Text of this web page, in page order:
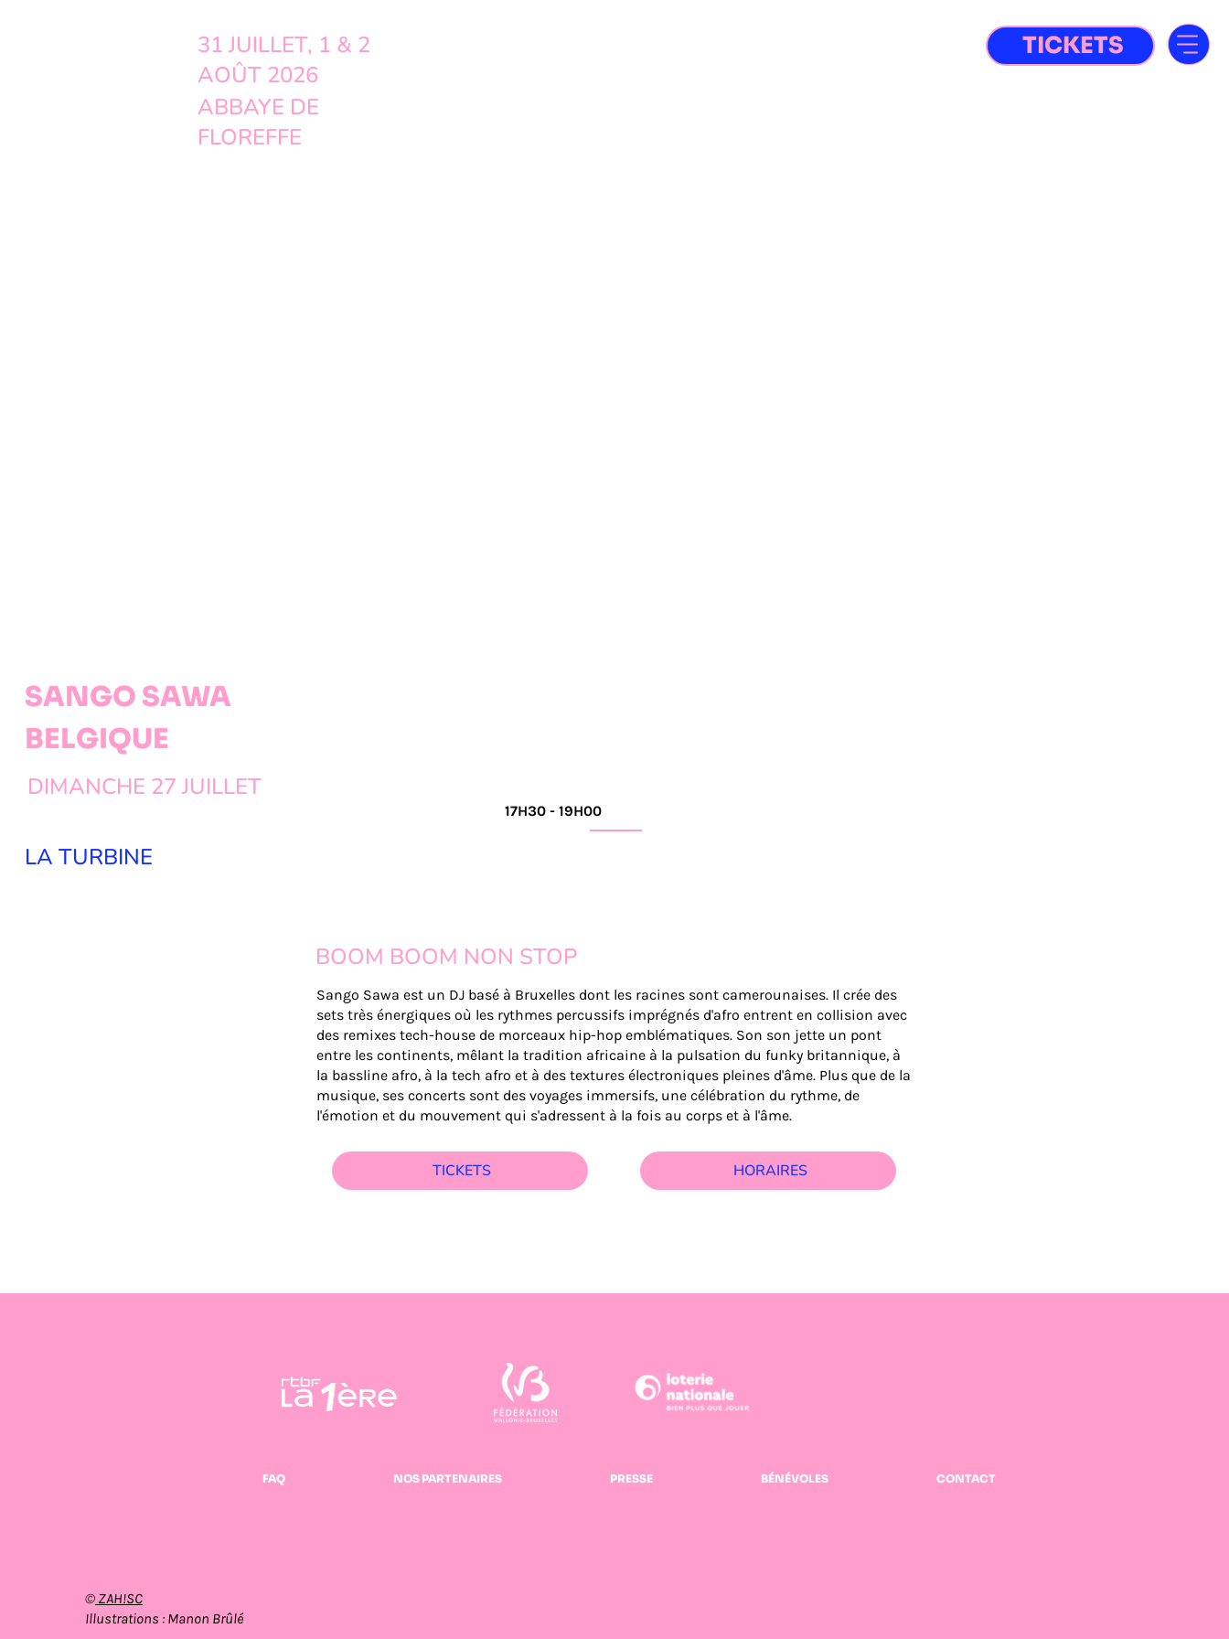
31 JUILLET, 1 & 2
AOÛT 2026
ABBAYE DE
FLOREFFE
TICKETS
SANGO SAWA
BELGIQUE
DIMANCHE 27 JUILLET
17H30 - 19H00
LA TURBINE
BOOM BOOM NON STOP
Sango Sawa est un DJ basé à Bruxelles dont les racines sont camerounaises. Il crée des
sets très énergiques où les rythmes percussifs imprégnés d'afro entrent en collision avec
des remixes tech-house de morceaux hip-hop emblématiques. Son son jette un pont
entre les continents, mêlant la tradition africaine à la pulsation du funky britannique, à
la bassline afro, à la tech afro et à des textures électroniques pleines d'âme. Plus que de la
musique, ses concerts sont des voyages immersifs, une célébration du rythme, de
l'émotion et du mouvement qui s'adressent à la fois au corps et à l'âme.
TICKETS HORAIRES
© ZAH!SC
Illustrations : Manon Brûlé
FAQ NOS PARTENAIRES PRESSE BÉNÉVOLES CONTACT